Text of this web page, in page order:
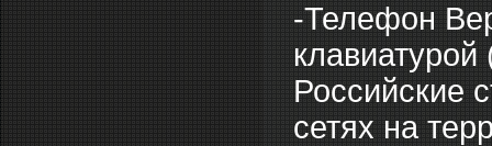
-Телефон
Российские
сетях на